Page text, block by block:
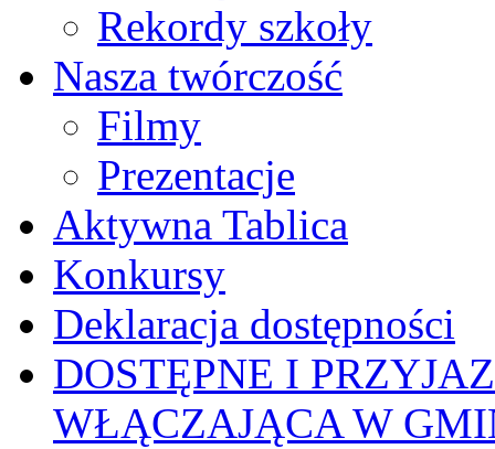
Rekordy szkoły
Nasza twórczość
Filmy
Prezentacje
Aktywna Tablica
Konkursy
Deklaracja dostępności
DOSTĘPNE I
WŁĄCZAJĄCA W